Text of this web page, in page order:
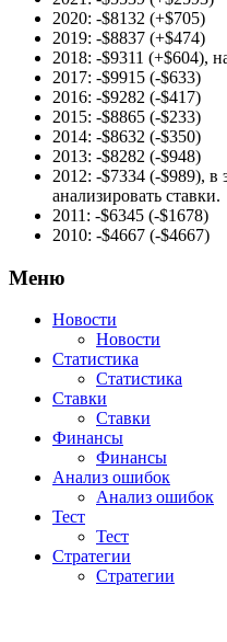
2020: -$8132 (+$705)
2019: -$8837 (+$474)
2018: -$9311 (+$604),
2017: -$9915 (-$633)
2016: -$9282 (-$417)
2015: -$8865 (-$233)
2014: -$8632 (-$350)
2013: -$8282 (-$948)
2012: -$7334 (-$989), в
анализировать ставки.
2011: -$6345 (-$1678)
2010: -$4667 (-$4667)
Меню
Новости
Новости
Статистика
Статистика
Ставки
Ставки
Финансы
Финансы
Анализ ошибок
Анализ ошибок
Тест
Тест
Стратегии
Стратегии